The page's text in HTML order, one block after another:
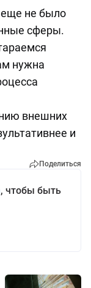
еще не было
сферы.
нужна
внешних
и
Поделиться
, чтобы быть